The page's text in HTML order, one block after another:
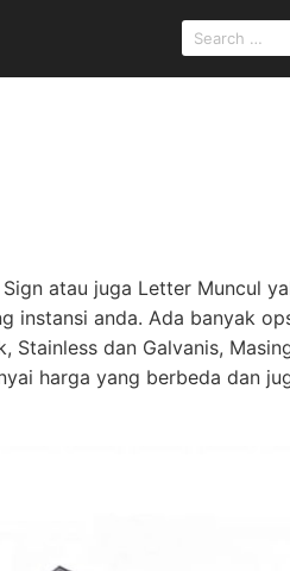
SEARCH
FOR:
atau juga Letter Muncul
instansi anda. Ada banyak
dan Galvanis,
harga yang berbeda dan